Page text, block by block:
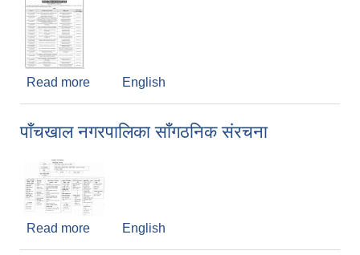
Read more about बोलपत्र स्वीकृत गर्ने आशयको
English
पाँचखाल नगरपालिका साँगठनिक संरचना
Read more about पाँचखाल नगरपालिका साँगठनिक संरचना
English